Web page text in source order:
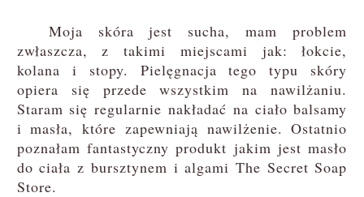
Moja skóra jest sucha, mam problem
zwłaszcza, z takimi miejscami jak: łokcie,
kolana i stopy. Pielęgnacja tego typu skóry
opiera się przede wszystkim na nawilżaniu.
Staram się regularnie nakładać na ciało balsamy
i masła, które zapewniają nawilżenie. Ostatnio
poznałam fantastyczny produkt jakim jest masło
do ciała z bursztynem i algami The Secret Soap
Store.